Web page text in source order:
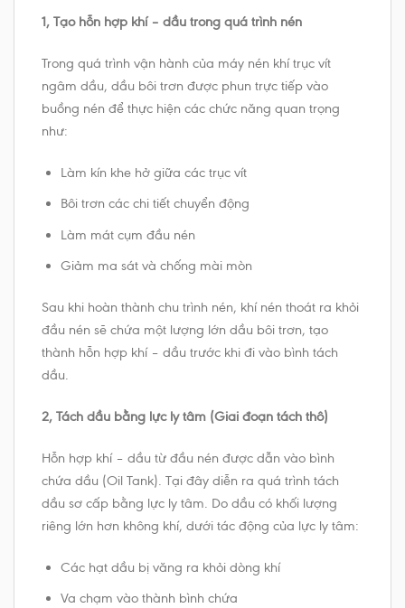
1, Tạo hỗn hợp khí – dầu trong quá trình nén
Trong quá trình vận hành của máy nén khí trục vít
ngâm dầu, dầu bôi trơn được phun trực tiếp vào
buồng nén để thực hiện các chức năng quan trọng
như:
Làm kín khe hở giữa các trục vít
Bôi trơn các chi tiết chuyển động
Làm mát cụm đầu nén
Giảm ma sát và chống mài mòn
Sau khi hoàn thành chu trình nén, khí nén thoát ra khỏi
đầu nén sẽ chứa một lượng lớn dầu bôi trơn, tạo
thành hỗn hợp khí – dầu trước khi đi vào bình tách
dầu.
2, Tách dầu bằng lực ly tâm (Giai đoạn tách thô)
Hỗn hợp khí – dầu từ đầu nén được dẫn vào bình
chứa dầu (Oil Tank). Tại đây diễn ra quá trình tách
dầu sơ cấp bằng lực ly tâm. Do dầu có khối lượng
riêng lớn hơn không khí, dưới tác động của lực ly tâm:
Các hạt dầu bị văng ra khỏi dòng khí
Va chạm vào thành bình chứa